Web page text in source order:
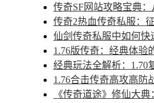
传奇SF网站攻略宝典
传奇2热血传奇私服：
仙剑传奇私服中如何快
1.76版传奇：经典体验
经典玩法全解析：1.70
1.76合击传奇高攻高防
《传奇道途》修仙大